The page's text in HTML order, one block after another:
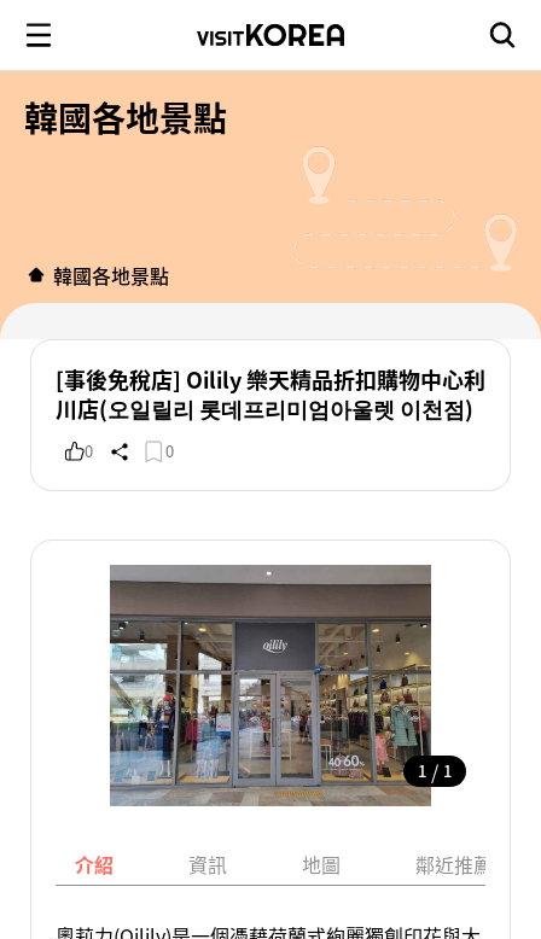
韓國各地景點
韓國各地景點
[事後免稅店] Oilily 樂天精品折扣購物中心利
川店(오일릴리 롯데프리미엄아울렛 이천점)
0 0
1 / 1
介紹 資訊 地圖 鄰近推薦景點